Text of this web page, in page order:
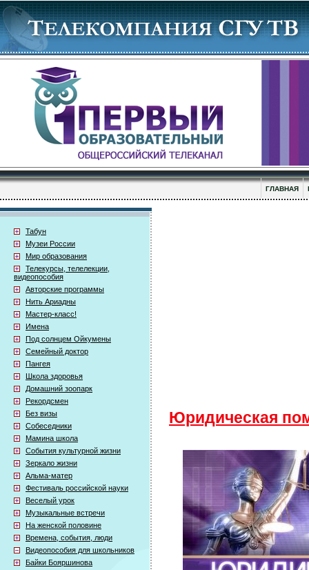
ГЛАВНАЯ
Табун
Музеи России
Мир образования
Телекурсы, телелекции,
видеопособия
Авторские программы
Нить Ариадны
Мастер-класс!
Имена
Под солнцем Ойкумены
Семейный доктор
Пангея
Школа здоровья
Домашний зоопарк
Рекордсмен
Без визы
Собеседники
Мамина школа
События культурной жизни
Зеркало жизни
Альма-матер
Фестиваль российской науки
Веселый урок
Музыкальные встречи
На женской половине
Времена, события, люди
Видеопособия для школьников
Байки Бояршинова
Юридическая